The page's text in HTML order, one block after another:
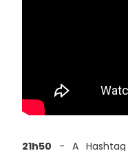
21h50 - A Hashtag